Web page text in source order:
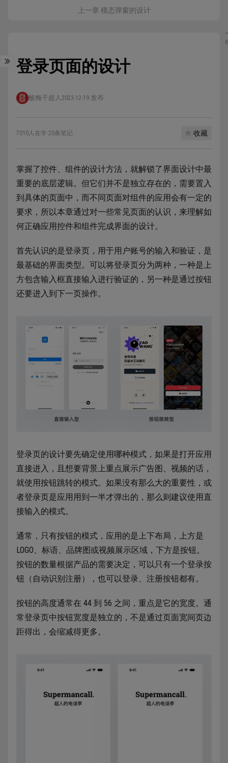
上一章 模态弹窗的设计
登录页面的设计
酸梅干超人 2023-12-19 发布
7010人在学·20条笔记 收藏
掌握了控件、组件的设计方法，就解锁了界面设计中最
重要的底层逻辑。但它们并不是独立存在的，需要置入
到具体的页面中，而不同页面对组件的应用会有一定的
要求，所以本章通过对一些常见页面的认识，来理解如
何正确应用控件和组件完成界面的设计。
首先认识的是登录页，用于用户账号的输入和验证，是
最基础的界面类型。可以将登录页分为两种，一种是上
方包含输入框直接输入进行验证的，另一种是通过按钮
还要进入到下一页操作。
登录页的设计要先确定使用哪种模式，如果是打开应用
直接进入，且想要背景上重点展示广告图、视频的话，
就使用按钮跳转的模式。如果没有那么大的重要性，或
者登录页是应用用到一半才弹出的，那么则建议使用直
接输入的模式。
通常，只有按钮的模式，应用的是上下布局，上方是
LOGO、标语、品牌图或视频展示区域，下方是按钮。
按钮的数量根据产品的需要决定，可以只有一个登录按
钮（自动识别注册），也可以登录、注册按钮都有。
按钮的高度通常在 44 到 56 之间，重点是它的宽度。通
常登录页中按钮宽度是独立的，不是通过页面宽间页边
距得出，会缩减得更多。